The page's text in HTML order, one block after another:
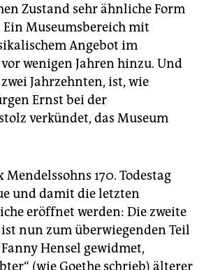
Zustand sehr ähnliche Form
Ein Museumsbereich mit
Angebot im
vor wenigen Jahren hinzu. Und
Jahrzehnten, ist, wie
Ernst bei der
verkündet, das Museum
170. Todestag
und damit die letzten
eröffnet werden: Die zweite
ist nun zum überwiegenden Teil
Hensel gewidmet,
(wie ­Goethe schrieb) älterer